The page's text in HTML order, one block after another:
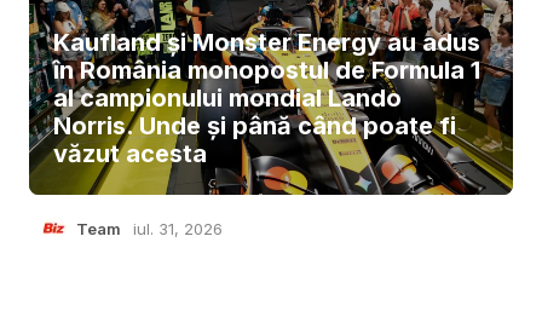
Kaufland și Monster Energy au adus
în România monopostul de Formula 1
al campionului mondial Lando
Norris. Unde și până când poate fi
văzut acesta
Team iul. 31, 2026